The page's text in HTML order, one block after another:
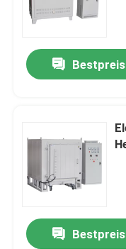
Bestpreis
Bestpreis